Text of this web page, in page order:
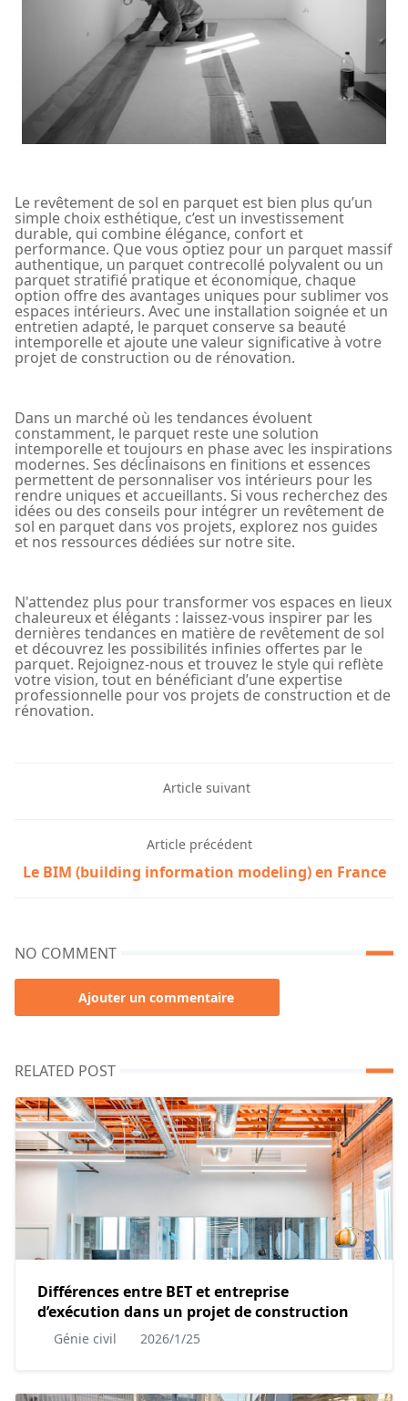
Le revêtement de sol en parquet est bien plus qu’un
simple choix esthétique, c’est un investissement
durable, qui combine élégance, confort et
performance. Que vous optiez pour un parquet massif
authentique, un parquet contrecollé polyvalent ou un
parquet stratifié pratique et économique, chaque
option offre des avantages uniques pour sublimer vos
espaces intérieurs. Avec une installation soignée et un
entretien adapté, le parquet conserve sa beauté
intemporelle et ajoute une valeur significative à votre
projet de construction ou de rénovation.
Dans un marché où les tendances évoluent
constamment, le parquet reste une solution
intemporelle et toujours en phase avec les inspirations
modernes. Ses déclinaisons en finitions et essences
permettent de personnaliser vos intérieurs pour les
rendre uniques et accueillants. Si vous recherchez des
idées ou des conseils pour intégrer un revêtement de
sol en parquet dans vos projets, explorez nos guides
et nos ressources dédiées sur notre site.
N'attendez plus pour transformer vos espaces en lieux
chaleureux et élégants : laissez-vous inspirer par les
dernières tendances en matière de revêtement de sol
et découvrez les possibilités infinies offertes par le
parquet. Rejoignez-nous et trouvez le style qui reflète
votre vision, tout en bénéficiant d’une expertise
professionnelle pour vos projets de construction et de
rénovation.
Article suivant
Article précédent
Le BIM (building information modeling) en France
NO COMMENT
Ajouter un commentaire
RELATED POST
Différences entre BET et entreprise
d’exécution dans un projet de construction
Génie civil 2026/1/25